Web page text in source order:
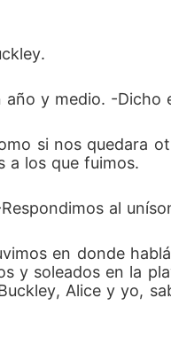
y medio. -Dicho
si nos quedara
a los que fuimos.
al
en donde
y soleados en la
Alice y yo,